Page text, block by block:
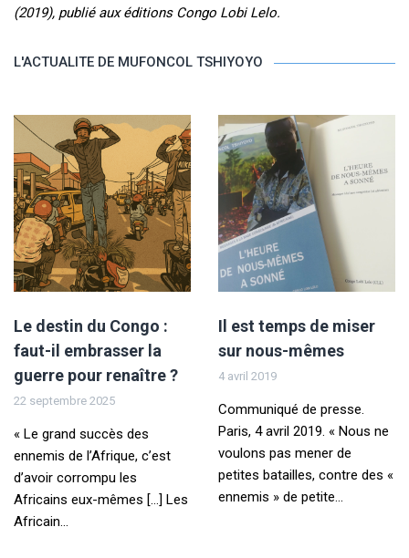
(2019), publié aux éditions Congo Lobi Lelo.
L'ACTUALITE DE MUFONCOL TSHIYOYO
Le destin du Congo :
faut-il embrasser la
guerre pour renaître ?
22 septembre 2025
« Le grand succès des
ennemis de l’Afrique, c’est
d’avoir corrompu les
Africains eux-mêmes […] Les
Africain...
Il est temps de miser
sur nous-mêmes
4 avril 2019
Communiqué de presse.
Paris, 4 avril 2019. « Nous ne
voulons pas mener de
petites batailles, contre des «
ennemis » de petite...